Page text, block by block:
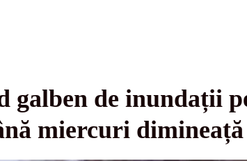
galben de inundații
miercuri dimineață